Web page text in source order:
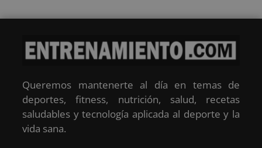
Queremos mantenerte al día en temas de
deportes, fitness, nutrición, salud, recetas
saludables y tecnología aplicada al deporte y la
vida sana.